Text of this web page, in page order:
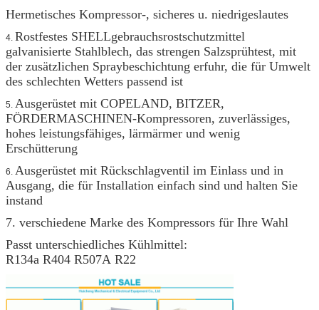
Hermetisches Kompressor-, sicheres u. niedrigeslautes
4. Rostfestes SHELLgebrauchsrostschutzmittel
galvanisierte Stahlblech, das strengen Salzsprühtest, mit
der zusätzlichen Spraybeschichtung erfuhr, die für Umwelt
des schlechten Wetters passend ist
5. Ausgerüstet mit COPELAND, BITZER,
FÖRDERMASCHINEN-Kompressoren, zuverlässiges,
hohes leistungsfähiges, lärmärmer und wenig
Erschütterung
6. Ausgerüstet mit Rückschlagventil im Einlass und in
Ausgang, die für Installation einfach sind und halten Sie
instand
7. verschiedene Marke des Kompressors für Ihre Wahl
Passt unterschiedliches Kühlmittel:
R134a R404 R507A R22